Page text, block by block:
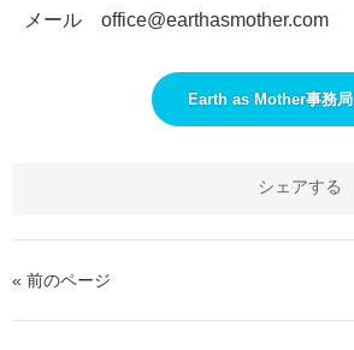
メール office@earthasmother.com
Earth as Mother事務局
シェアする
« 前のページ